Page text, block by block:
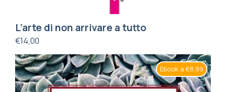
L’arte di non arrivare a tutto
€14,00
Ebook a €8,99